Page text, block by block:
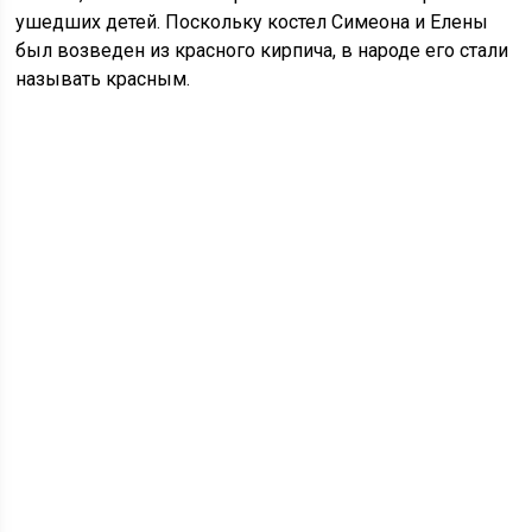
ушедших детей. Поскольку костел Симеона и Елены
был возведен из красного кирпича, в народе его стали
называть красным.